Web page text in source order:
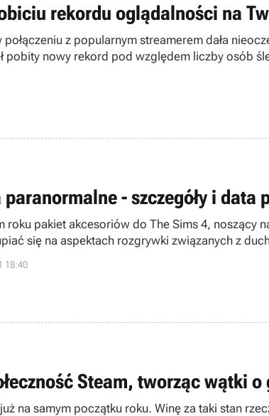
rekordu oglądalności na
z popularnym streamerem dała
pobity nowy rekord pod względem liczby osób
- szczegóły i data
pakiet akcesoriów do The Sims 4, noszący
się na aspektach rozgrywki związanych z
18:40
Steam, tworząc wątki o
na samym początku roku. Winę za taki stan